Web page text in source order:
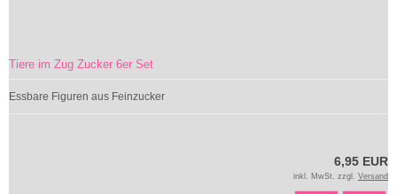
Tiere im Zug Zucker 6er Set
Essbare Figuren aus Feinzucker
6,95 EUR
inkl. MwSt. zzgl. Versand